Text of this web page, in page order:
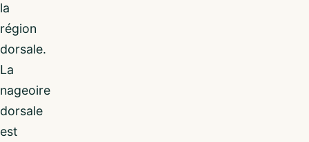
la
région
dorsale.
La
nageoire
dorsale
est